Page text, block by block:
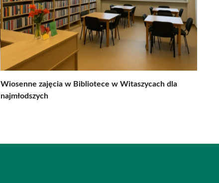
Wiosenne zajęcia w Bibliotece w Witaszycach dla
najmłodszych